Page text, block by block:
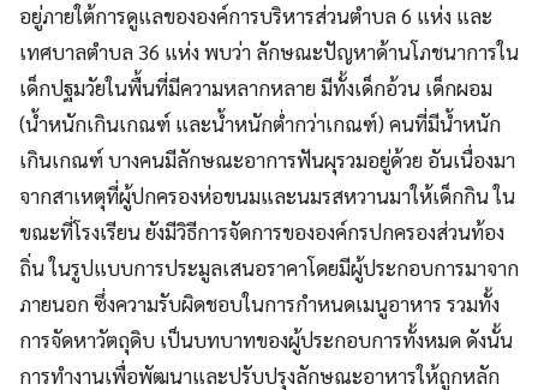
อยู่ภายใต้การดูแลขององค์การบริหารส่วนตำบล 6 แห่ง และ
เทศบาลตำบล 36 แห่ง พบว่า ลักษณะปัญหาด้านโภชนาการใน
เด็กปฐมวัยในพื้นที่มีความหลากหลาย มีทั้งเด็กอ้วน เด็กผอม
(น้ำหนักเกินเกณฑ์ และน้ำหนักต่ำกว่าเกณฑ์) คนที่มีน้ำหนัก
เกินเกณฑ์ บางคนมีลักษณะอาการฟันผุรวมอยู่ด้วย อันเนื่องมา
จากสาเหตุที่ผู้ปกครองห่อขนมและนมรสหวานมาให้เด็กกิน ใน
ขณะที่โรงเรียน ยังมีวิธีการจัดการขององค์กรปกครองส่วนท้อง
ถิ่น ในรูปแบบการประมูลเสนอราคาโดยมีผู้ประกอบการมาจาก
ภายนอก ซึ่งความรับผิดชอบในการกำหนดเมนูอาหาร รวมทั้ง
การจัดหาวัตถุดิบ เป็นบทบาทของผู้ประกอบการทั้งหมด ดังนั้น
การทำงานเพื่อพัฒนาและปรับปรุงลักษณะอาหารให้ถูกหลัก